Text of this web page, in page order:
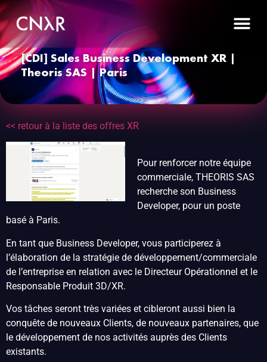
[CDI] Sales Business Development XR |
Theoris SAS | Paris
<< retour à la liste des offres XR
Pour renforcer notre équipe
commerciale, THEORIS SAS
recherche son Business
Developer, pour un poste
basé à Paris.
En tant que Business Developer, vous participerez à
l’élaboration de la stratégie de développement/commerciale
de l’entreprise en relation avec le Directeur Opérationnel et le
Responsable Produit 3D/XR.
Vos tâches seront très variées et cibleront aussi bien la
conquête de nouveaux Clients, de nouveaux partenaires, que
le développement de nos activités auprès des Clients
existants.